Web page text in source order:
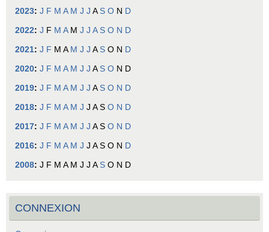
2023: J F M A M J J A S O N D
2022: J F M A M J J A S O N D
2021: J F M A M J J A S O N D
2020: J F M A M J J A S O N D
2019: J F M A M J J A S O N D
2018: J F M A M J J A S O N D
2017: J F M A M J J A S O N D
2016: J F M A M J J A S O N D
2008: J F M A M J J A S O N D
CONNEXION